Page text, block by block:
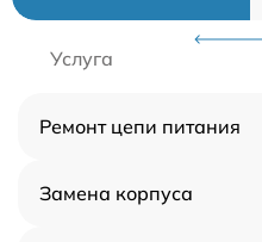
Услуга
Ремонт цепи питания
Замена корпуса